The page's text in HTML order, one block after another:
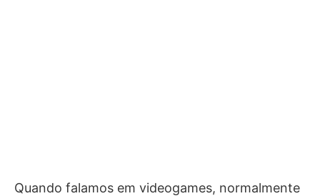
Quando falamos em videogames, normalmente